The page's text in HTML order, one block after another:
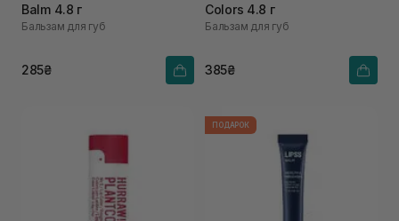
Balm 4.8 г
Бальзам для губ
285₴
Colors 4.8 г
Бальзам для губ
385₴
ПОДАРОК